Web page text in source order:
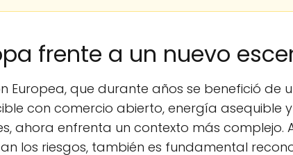
frente a un nuevo
Europea, que durante años se benefició de
con comercio abierto, energía asequible
ahora enfrenta un contexto más complejo.
los riesgos, también es fundamental